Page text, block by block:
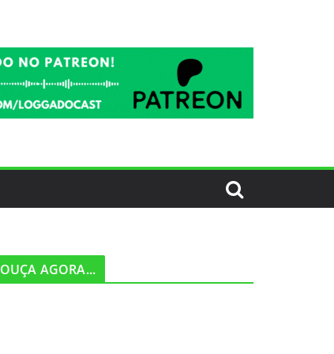
OUÇA AGORA...